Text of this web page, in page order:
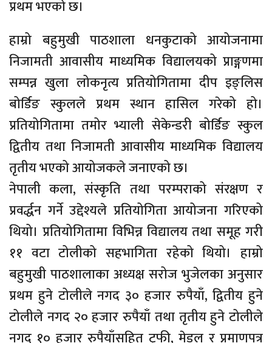
प्रथम भएको छ।
हाम्रो बहुमुखी पाठशाला धनकुटाको आयोजनामा
निजामती आवासीय माध्यमिक विद्यालयको प्राङ्गणमा
सम्पन्न खुला लोकनृत्य प्रतियोगितामा दीप इङ्लिस
बोर्डिङ स्कुलले प्रथम स्थान हासिल गरेको हो।
प्रतियोगितामा तमोर भ्याली सेकेन्डरी बोर्डिङ स्कुल
द्वितीय तथा निजामती आवासीय माध्यमिक विद्यालय
तृतीय भएको आयोजकले जनाएको छ।
नेपाली कला, संस्कृति तथा परम्पराको संरक्षण र
प्रवर्द्धन गर्ने उद्देश्यले प्रतियोगिता आयोजना गरिएको
थियो। प्रतियोगितामा विभिन्न विद्यालय तथा समूह गरी
११ वटा टोलीको सहभागिता रहेको थियो। हाम्रो
बहुमुखी पाठशालाका अध्यक्ष सरोज भुजेलका अनुसार
प्रथम हुने टोलीले नगद ३० हजार रुपैयाँ, द्वितीय हुने
टोलीले नगद २० हजार रुपैयाँ तथा तृतीय हुने टोलीले
नगद १० हजार रुपैयाँसहित ट्रफी, मेडल र प्रमाणपत्र